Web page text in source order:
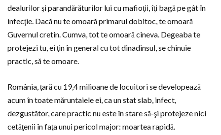
dealurilor şi parandărăturilor lui cu mafioţii, îţi bagă pe gât în
infecţie. Dacă nu te omoară primarul dobitoc, te omoară
Guvernul cretin. Cumva, tot te omoară cineva. Degeaba te
protejezi tu, ei ţin în general cu tot dinadinsul, se chinuie
practic, să te omoare.
România, ţară cu 19,4 milioane de locuitori se developează
acum în toate măruntaiele ei, ca un stat slab, infect,
dezgustător, care practic nu este în stare să-şi protejeze nici
cetăţenii în faţa unui pericol major: moartea rapidă.